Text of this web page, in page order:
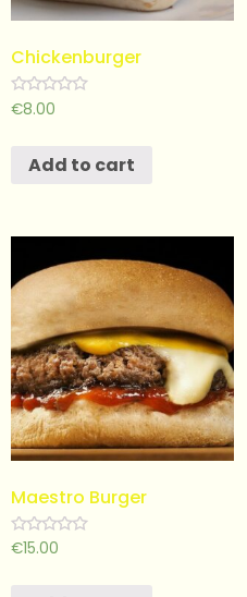
Chickenburger
Rated
0
€8.00
Add to cart
Maestro Burger
Rated
€15.00